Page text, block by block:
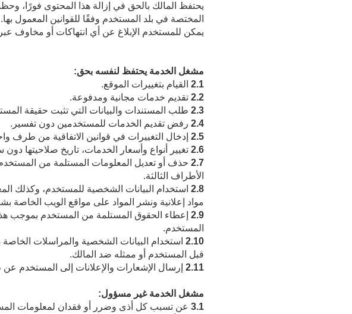
يحتفظ المالك بالحق في إزالة هذا المحتوى فورًا،
المختصة في بلد المستخدم وفقًا للقوانين المعمول بها.
يمكن للمستخدم الإبلاغ عن أي انتهاكات أو مخاوف
مشغل الخدمة يحتفظ لنفسه بحق:
2.1 القيام بتغييرات الموقع.
2.2 تقديم خدمات مجانية ومدفوعة.
2.3 طلب المستندات والبيانات التي تثبت حقيقة
2.4 رفض تقديم الخدمات للمستخدمين دون تفسير.
2.5 إدخال التغييرات في قوانين الاتفاقية من طرف
2.6 تغيير أنواع وأسعار الخدمات، تاريخ صلاحيتها
2.7 حذف أو تعديل المعلومات المستلمة من المستخدم
الأطراف الثالثة.
2.8 استخدام البيانات الشخصية للمستخدم، وكذلك
مواد إعلانية ونشر المواد على مواقع الويب الخاصة
2.9 إعطاء الحقوق المستلمة من المستخدم بموجب
المستخدم.
2.10 استخدام البيانات الشخصية والمراسلات
قبل المستخدم أو ممثله ضد المالك.
2.11 إرسال الإشعارات والإعلانات إلى المستخدم عن
مشغل الخدمة غير مسؤول:
3.1 عن تسبب كل أذى وضرر أو فقدان لمعلومات